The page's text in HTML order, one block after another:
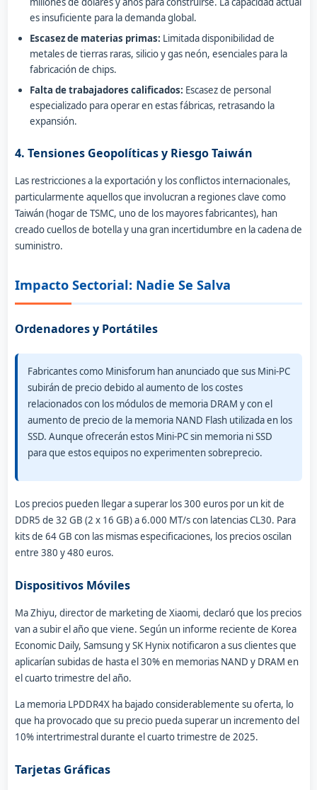
es insuficiente para la demanda global.
Escasez de materias primas: Limitada disponibilidad de
metales de tierras raras, silicio y gas neón, esenciales para la
fabricación de chips.
Falta de trabajadores calificados: Escasez de personal
especializado para operar en estas fábricas, retrasando la
expansión.
4. Tensiones Geopolíticas y Riesgo Taiwán
Las restricciones a la exportación y los conflictos internacionales,
particularmente aquellos que involucran a regiones clave como
Taiwán (hogar de TSMC, uno de los mayores fabricantes), han
creado cuellos de botella y una gran incertidumbre en la cadena de
suministro.
Impacto Sectorial: Nadie Se Salva
Ordenadores y Portátiles
Fabricantes como Minisforum han anunciado que sus Mini-PC
subirán de precio debido al aumento de los costes
relacionados con los módulos de memoria DRAM y con el
aumento de precio de la memoria NAND Flash utilizada en los
SSD. Aunque ofrecerán estos Mini-PC sin memoria ni SSD
para que estos equipos no experimenten sobreprecio.
Los precios pueden llegar a superar los 300 euros por un kit de
DDR5 de 32 GB (2 x 16 GB) a 6.000 MT/s con latencias CL30. Para
kits de 64 GB con las mismas especificaciones, los precios oscilan
entre 380 y 480 euros.
Dispositivos Móviles
Ma Zhiyu, director de marketing de Xiaomi, declaró que los precios
van a subir el año que viene. Según un informe reciente de Korea
Economic Daily, Samsung y SK Hynix notificaron a sus clientes que
aplicarían subidas de hasta el 30% en memorias NAND y DRAM en
el cuarto trimestre del año.
La memoria LPDDR4X ha bajado considerablemente su oferta, lo
que ha provocado que su precio pueda superar un incremento del
10% intertrimestral durante el cuarto trimestre de 2025.
Tarjetas Gráficas